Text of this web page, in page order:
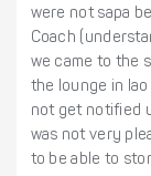
were not sapa
Coach
we came to the
the lounge in
not get notified
was not very
to be able to